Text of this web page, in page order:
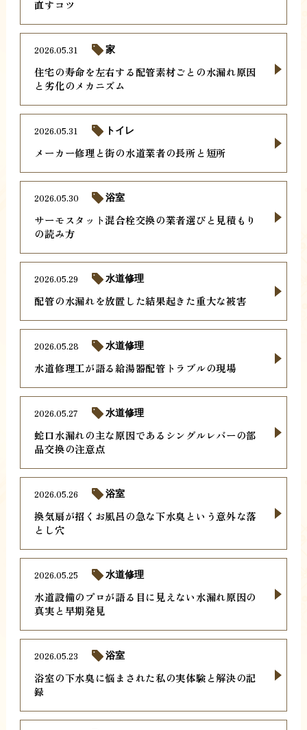
直すコツ
住宅の寿命を左右する配管素材ごとの水漏れ原因
と劣化のメカニズム
2026.05.31 家
メーカー修理と街の水道業者の長所と短所
2026.05.31 トイレ
サーモスタット混合栓交換の業者選びと見積もり
の読み方
2026.05.30 浴室
配管の水漏れを放置した結果起きた重大な被害
2026.05.29 水道修理
水道修理工が語る給湯器配管トラブルの現場
2026.05.28 水道修理
蛇口水漏れの主な原因であるシングルレバーの部
品交換の注意点
2026.05.27 水道修理
換気扇が招くお風呂の急な下水臭という意外な落
とし穴
2026.05.26 浴室
水道設備のプロが語る目に見えない水漏れ原因の
真実と早期発見
2026.05.25 水道修理
浴室の下水臭に悩まされた私の実体験と解決の記
録
2026.05.23 浴室